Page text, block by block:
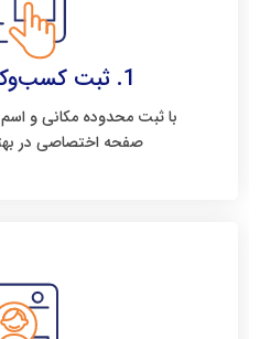
1. ثبت کسب‌وکار در بهترینو
با ثبت محدوده مکانی و
صفحه اختصاصی در